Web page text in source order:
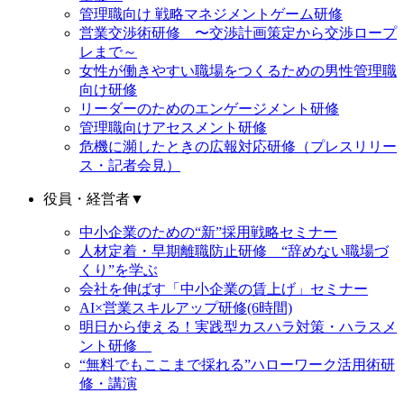
管理職向け 戦略マネジメントゲーム研修
営業交渉術研修 〜交渉計画策定から交渉ロープ
レまで～
女性が働きやすい職場をつくるための男性管理職
向け研修
リーダーのためのエンゲージメント研修
管理職向けアセスメント研修
危機に瀕したときの広報対応研修（プレスリリー
ス・記者会見）
役員・経営者▼
中小企業のための“新”採用戦略セミナー
人材定着・早期離職防止研修 “辞めない職場づ
くり”を学ぶ
会社を伸ばす「中小企業の賃上げ」セミナー
AI×営業スキルアップ研修(6時間)
明日から使える！実践型カスハラ対策・ハラスメ
ント研修
“無料でもここまで採れる”ハローワーク活用術研
修・講演